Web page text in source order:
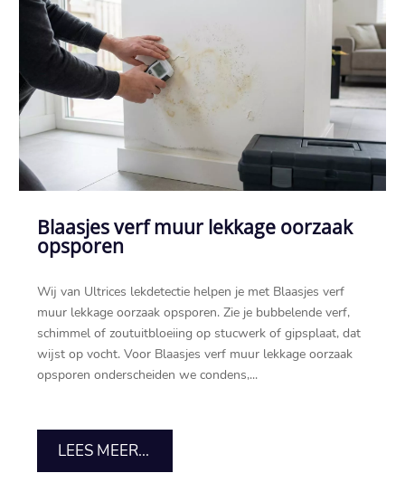
Blaasjes verf muur lekkage oorzaak
opsporen
Wij van Ultrices lekdetectie helpen je met Blaasjes verf
muur lekkage oorzaak opsporen.​ Zie je bubbelende verf,
schimmel of zoutuitbloeiing op stucwerk of gipsplaat, dat
wijst op vocht.​ Voor Blaasjes verf muur lekkage oorzaak
opsporen onderscheiden we condens,...
LEES MEER...